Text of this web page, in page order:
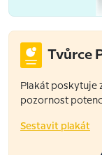
Tvůrce
Plakát poskytuje
pozornost
Sestavit plakát